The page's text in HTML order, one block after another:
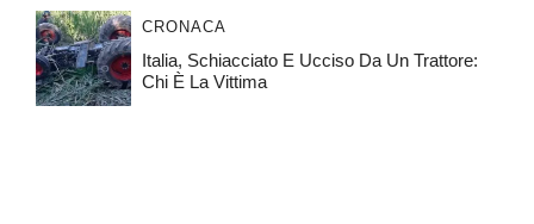
CRONACA
Italia, Schiacciato E Ucciso Da Un Trattore:
Chi È La Vittima